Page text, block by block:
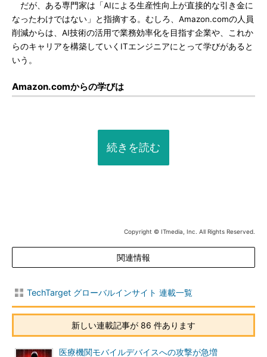
だが、ある専門家は「AIによる生産性向上が直接的な引き金に
なったわけではない」と指摘する。むしろ、Amazon.comの人員
削減からは、AI技術の活用で業務効率化を目指す企業や、これか
らのキャリアを構築していくITエンジニアにとって学びがあると
いう。
Amazon.comからの学びは
続きを読む
Copyright © ITmedia, Inc. All Rights Reserved.
関連情報
TechTarget グローバルインサイト 連載一覧
新しい連載記事が 86 件あります
医療機関モバイルデバイスへの攻撃が急増